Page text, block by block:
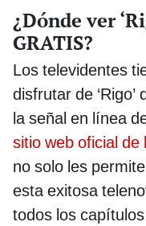
¿Dónde ver
GRATIS?
Los televidentes
disfrutar de
la señal en línea
sitio web oficial de
no solo les
esta exitosa
todos los